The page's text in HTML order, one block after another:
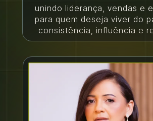
unindo liderança, vendas e
para quem deseja viver do
consistência, influência e